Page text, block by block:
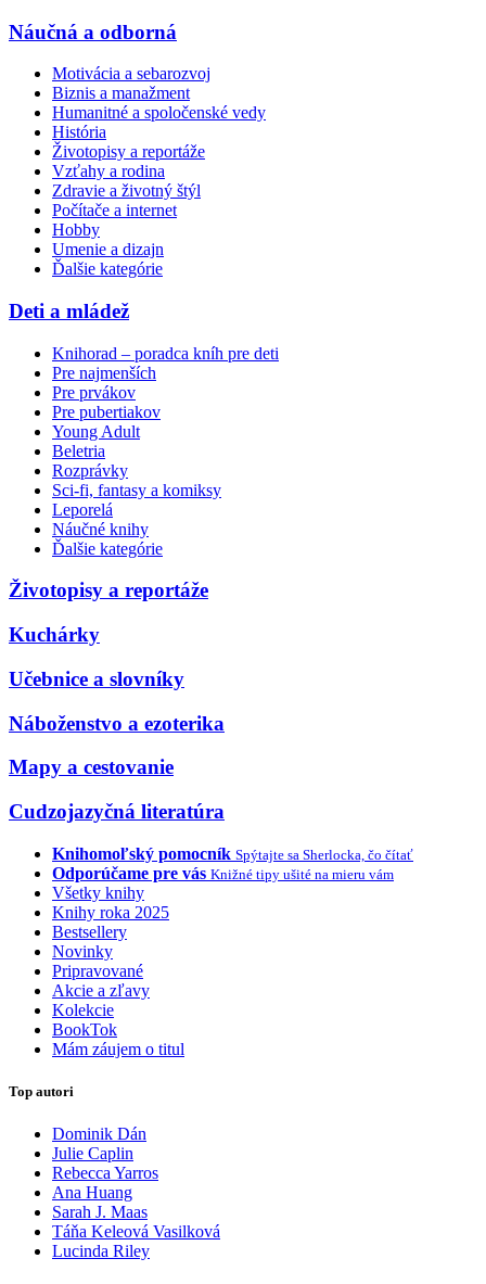
Náučná a odborná
Motivácia a sebarozvoj
Biznis a manažment
Humanitné a spoločenské vedy
História
Životopisy a reportáže
Vzťahy a rodina
Zdravie a životný štýl
Počítače a internet
Hobby
Umenie a dizajn
Ďalšie kategórie
Deti a mládež
Knihorad – poradca kníh pre deti
Pre najmenších
Pre prvákov
Pre pubertiakov
Young Adult
Beletria
Rozprávky
Sci-fi, fantasy a komiksy
Leporelá
Náučné knihy
Ďalšie kategórie
Životopisy a reportáže
Kuchárky
Učebnice a slovníky
Náboženstvo a ezoterika
Mapy a cestovanie
Cudzojazyčná literatúra
Knihomoľský pomocník Spýtajte sa Sherlocka, čo čítať
Odporúčame pre vás Knižné tipy ušité na mieru vám
Všetky knihy
Knihy roka 2025
Bestsellery
Novinky
Pripravované
Akcie a zľavy
Kolekcie
BookTok
Mám záujem o titul
Top autori
Dominik Dán
Julie Caplin
Rebecca Yarros
Ana Huang
Sarah J. Maas
Táňa Keleová Vasilková
Lucinda Riley